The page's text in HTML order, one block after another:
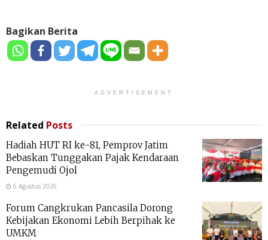
Bagikan Berita
ADVERTISEMENT
Related Posts
Hadiah HUT RI ke-81, Pemprov Jatim
Bebaskan Tunggakan Pajak Kendaraan
Pengemudi Ojol
6 Agustus 2026
Forum Cangkrukan Pancasila Dorong
Kebijakan Ekonomi Lebih Berpihak ke
UMKM